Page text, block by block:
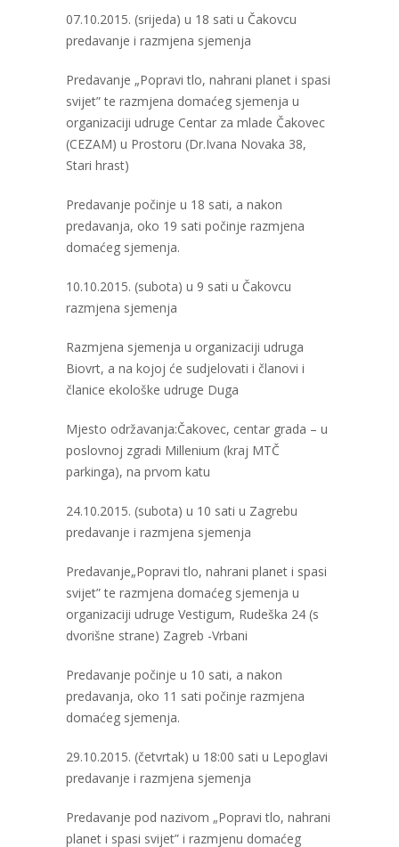
07.10.2015. (srijeda) u 18 sati u Čakovcu
predavanje i razmjena sjemenja
Predavanje „Popravi tlo, nahrani planet i spasi
svijet” te razmjena domaćeg sjemenja u
organizaciji udruge Centar za mlade Čakovec
(CEZAM) u Prostoru (Dr.Ivana Novaka 38,
Stari hrast)
Predavanje počinje u 18 sati, a nakon
predavanja, oko 19 sati počinje razmjena
domaćeg sjemenja.
10.10.2015. (subota) u 9 sati u Čakovcu
razmjena sjemenja
Razmjena sjemenja u organizaciji udruga
Biovrt, a na kojoj će sudjelovati i članovi i
članice ekološke udruge Duga
Mjesto održavanja:Čakovec, centar grada – u
poslovnoj zgradi Millenium (kraj MTČ
parkinga), na prvom katu
24.10.2015. (subota) u 10 sati u Zagrebu
predavanje i razmjena sjemenja
Predavanje„Popravi tlo, nahrani planet i spasi
svijet” te razmjena domaćeg sjemenja u
organizaciji udruge Vestigum, Rudeška 24 (s
dvorišne strane) Zagreb -Vrbani
Predavanje počinje u 10 sati, a nakon
predavanja, oko 11 sati počinje razmjena
domaćeg sjemenja.
29.10.2015. (četvrtak) u 18:00 sati u Lepoglavi
predavanje i razmjena sjemenja
Predavanje pod nazivom „Popravi tlo, nahrani
planet i spasi svijet” i razmjenu domaćeg